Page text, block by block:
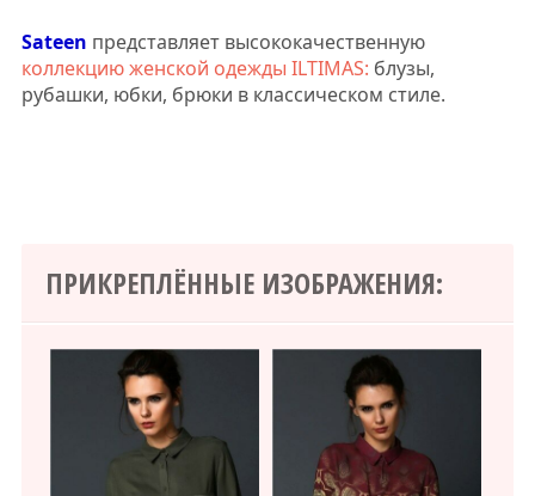
Sateen представляет высококачественную
коллекцию женской одежды ILTIMAS: блузы,
рубашки, юбки, брюки в классическом стиле.
ПРИКРЕПЛЁННЫЕ ИЗОБРАЖЕНИЯ: